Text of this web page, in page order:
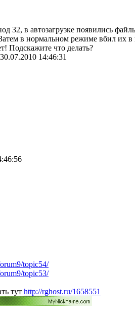
32, в автозагрузке появились
в нормальном режиме вбил их
Подскажите что делать?
30.07.2010 14:46:31
topic54/
topic53/
тут http://rghost.ru/1658551